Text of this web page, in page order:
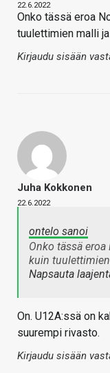
22.6.2022
Onko tässä eroa
tuulettimien malli ja
Kirjaudu sisään
Juha Kokkonen
22.6.2022
ontelo sanoi
Onko tässä
kuin
Napsauta
On. U12A:ssä on
suurempi rivasto.
Kirjaudu sisään